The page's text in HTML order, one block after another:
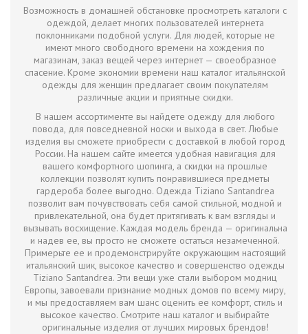
Возможность в домашней обстановке просмотреть каталоги с
одеждой, делает многих пользователей интернета
поклонниками подобной услуги. Для людей, которые не
имеют много свободного времени на хождения по
магазинам, заказ вещей через интернет — своеобразное
спасение. Кроме экономии времени наш каталог итальянской
одежды для женщин предлагает своим покупателям
различные акции и приятные скидки.
В нашем ассортименте вы найдете одежду для любого
повода, для повседневной носки и выхода в свет. Любые
изделия вы сможете приобрести с доставкой в любой город
России. На нашем сайте имеется удобная навигация для
вашего комфортного шопинга, а скидки на прошлые
коллекции позволят купить понравившиеся предметы
гардероба более выгодно. Одежда Tiziano Santandrea
позволит вам почувствовать себя самой стильной, модной и
привлекательной, она будет притягивать к вам взгляды и
вызывать восхищение. Каждая модель бренда — оригинальна
и надев ее, вы просто не сможете остаться незамеченной.
Примерьте ее и продемонстрируйте окружающим настоящий
итальянский шик, высокое качество и совершенство одежды
Tiziano Santandrea. Эти вещи уже стали выбором модниц
Европы, завоевали признание модных домов по всему миру,
и мы предоставляем вам шанс оценить ее комфорт, стиль и
высокое качество. Смотрите наш каталог и выбирайте
оригинальные изделия от лучших мировых брендов!